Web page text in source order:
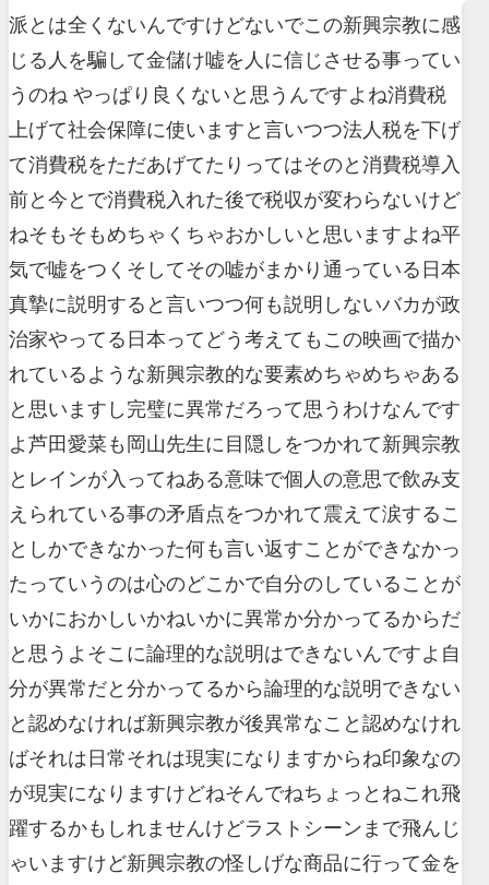
派とは全くないんですけどないでこの新興宗教に感
じる人を騙して金儲け嘘を人に信じさせる事ってい
うのね やっぱり良くないと思うんですよね消費税
上げて社会保障に使いますと言いつつ法人税を下げ
て消費税をただあげてたりってはそのと消費税導入
前と今とで消費税入れた後で税収が変わらないけど
ねそもそもめちゃくちゃおかしいと思いますよね平
気で嘘をつくそしてその嘘がまかり通っている日本
真摯に説明すると言いつつ何も説明しないバカが政
治家やってる日本ってどう考えてもこの映画で描か
れているような新興宗教的な要素めちゃめちゃある
と思いますし完璧に異常だろって思うわけなんです
よ芦田愛菜も岡山先生に目隠しをつかれて新興宗教
とレインが入ってねある意味で個人の意思で飲み支
えられている事の矛盾点をつかれて震えて涙するこ
としかできなかった何も言い返すことができなかっ
たっていうのは心のどこかで自分のしていることが
いかにおかしいかねいかに異常か分かってるからだ
と思うよそこに論理的な説明はできないんですよ自
分が異常だと分かってるから論理的な説明できない
と認めなければ新興宗教が後異常なこと認めなけれ
ばそれは日常それは現実になりますからね印象なの
が現実になりますけどねそんでねちょっとねこれ飛
躍するかもしれませんけどラストシーンまで飛んじ
ゃいますけど新興宗教の怪しげな商品に行って金を